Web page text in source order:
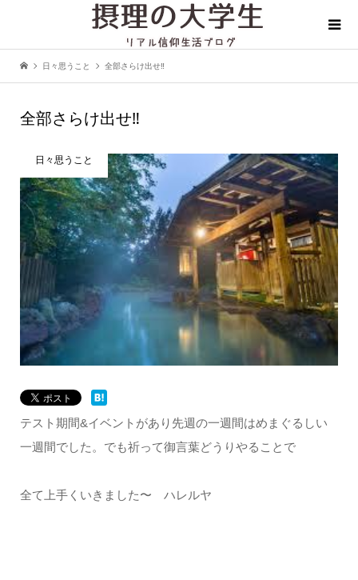
日々思うこと 全部さらけ出せ‼︎
全部さらけ出せ‼︎
日々思うこと
テスト期間&イベントがあり先週の一週間はめまぐるしい
一週間でした。でも祈って御言葉どうりやることで
全て上手くいきました〜 ハレルヤ